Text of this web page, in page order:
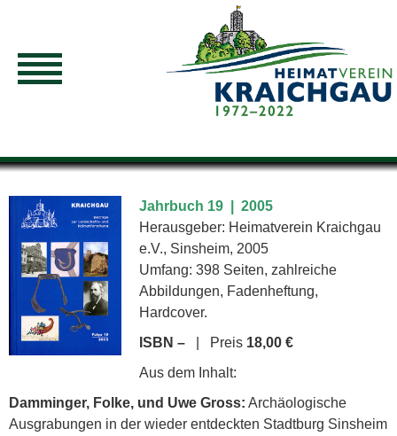
Jahrbuch 19 | 2005
Herausgeber: Heimatverein Kraichgau
e.V., Sinsheim, 2005
Umfang: 398 Seiten, zahlreiche
Abbildungen, Fadenheftung,
Hardcover.
ISBN – | Preis 18,00 €
Aus dem Inhalt:
Damminger, Folke, und Uwe Gross: Archäologische
Ausgrabungen in der wieder entdeckten Stadtburg Sinsheim